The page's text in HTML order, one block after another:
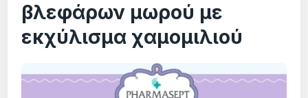
βλεφάρων μωρού με
εκχύλισμα χαμομιλιού